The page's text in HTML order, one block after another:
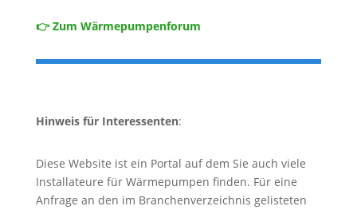
👉 Zum Wärmepumpenforum
Hinweis für Interessenten:
Diese Website ist ein Portal auf dem Sie auch viele
Installateure für Wärmepumpen finden. Für eine
Anfrage an den im Branchenverzeichnis gelisteten